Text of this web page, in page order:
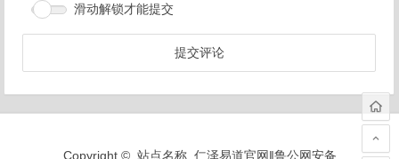
滑动解锁才能提交
Copyright © 站点名称 仁泽易道官网‖鲁公网安备